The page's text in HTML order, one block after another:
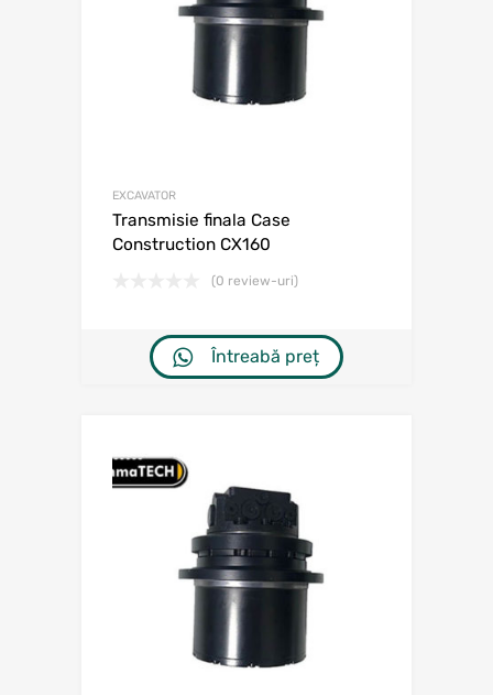
EXCAVATOR
Transmisie finala Case
Construction CX160
(0 review-uri)
Întreabă preț